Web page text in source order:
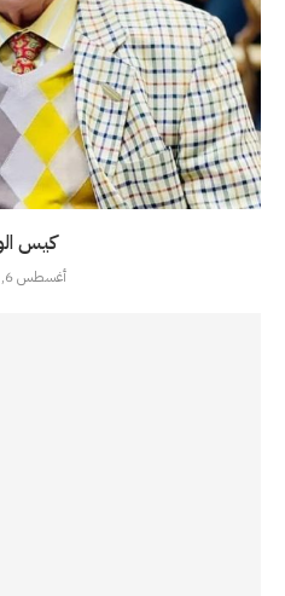
كيس
أغسطس 6, 2026